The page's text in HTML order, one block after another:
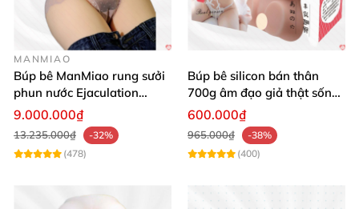
MANMIAO
Búp bê ManMiao rung sưởi
phun nước Ejaculation
Queen chuẩn
9.000.000₫
13.235.000₫
-32%
(478)
Búp bê silicon bán thân
700g âm đạo giả thật sống
động, giá tốt
600.000₫
965.000₫
-38%
(400)